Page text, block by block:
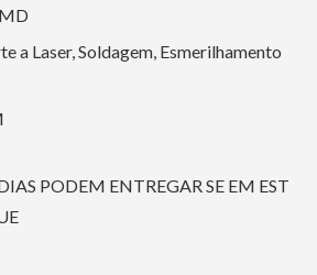
a Laser, Soldagem, Esmerilhamento
PODEM ENTREGAR SE EM EST